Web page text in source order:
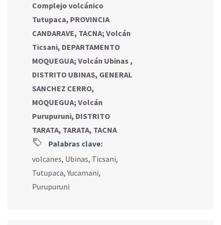
Complejo volcánico
Tutupaca, PROVINCIA
CANDARAVE, TACNA; Volcán
Ticsani, DEPARTAMENTO
MOQUEGUA; Volcán Ubinas ,
DISTRITO UBINAS, GENERAL
SANCHEZ CERRO,
MOQUEGUA; Volcán
Purupuruni, DISTRITO
TARATA, TARATA, TACNA
Palabras clave:
volcanes, Ubinas, Ticsani,
Tutupaca,Yucamani,
Purupuruni